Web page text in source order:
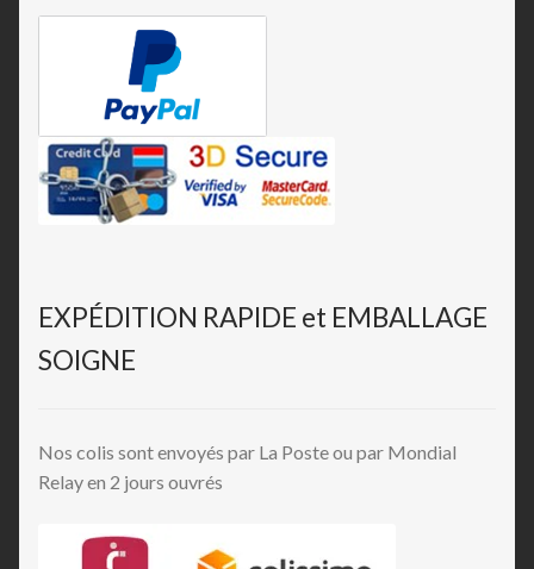
EXPÉDITION RAPIDE et EMBALLAGE
SOIGNE
Nos colis sont envoyés par La Poste ou par Mondial
Relay en 2 jours ouvrés